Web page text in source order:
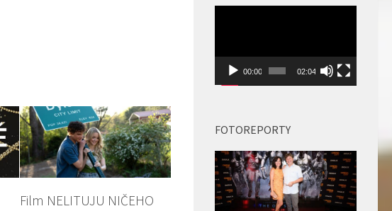
Film NELITUJU NIČEHO
00:00 02:04
FOTOREPORTY